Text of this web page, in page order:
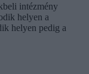
intézmény
helyen a
helyen pedig a